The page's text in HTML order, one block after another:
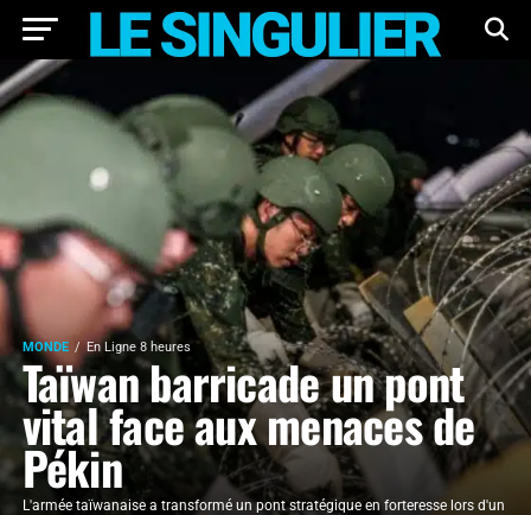
MONDE En Ligne 8 heures
Taïwan barricade un pont
vital face aux menaces de
Pékin
L'armée taïwanaise a transformé un pont stratégique en forteresse lors d'un